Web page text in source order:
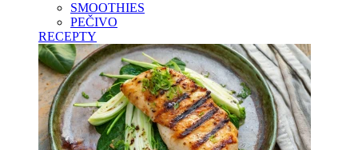
SMOOTHIES
PEČIVO
RECEPTY